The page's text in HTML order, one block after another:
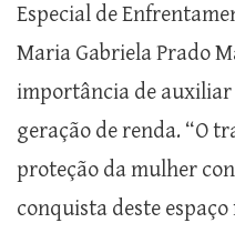
Especial de
Maria Gabriela Prado
importância de
geração de renda. “O
proteção da mulher
conquista deste